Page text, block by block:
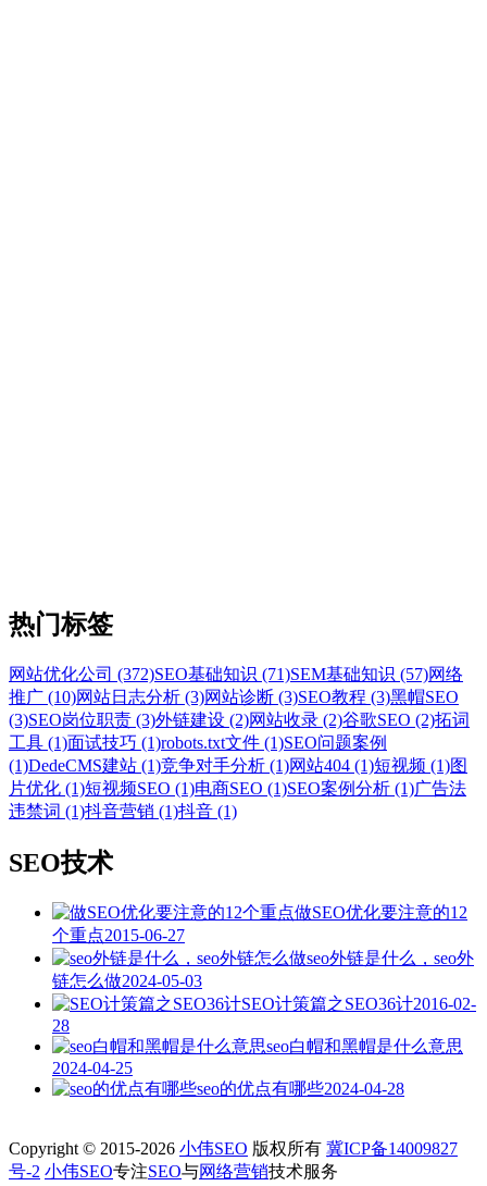
热门标签
网站优化公司 (372)SEO基础知识 (71)SEM基础知识 (57)网络
推广 (10)网站日志分析 (3)网站诊断 (3)SEO教程 (3)黑帽SEO
(3)SEO岗位职责 (3)外链建设 (2)网站收录 (2)谷歌SEO (2)拓词
工具 (1)面试技巧 (1)robots.txt文件 (1)SEO问题案例
(1)DedeCMS建站 (1)竞争对手分析 (1)网站404 (1)短视频 (1)图
片优化 (1)短视频SEO (1)电商SEO (1)SEO案例分析 (1)广告法
违禁词 (1)抖音营销 (1)抖音 (1)
SEO技术
做SEO优化要注意的12
个重点2015-06-27
seo外链是什么，seo外
链怎么做2024-05-03
SEO计策篇之SEO36计2016-02-
28
seo白帽和黑帽是什么意思
2024-04-25
seo的优点有哪些2024-04-28
Copyright © 2015-2026 小伟SEO 版权所有 冀ICP备14009827
号-2 小伟SEO专注SEO与网络营销技术服务